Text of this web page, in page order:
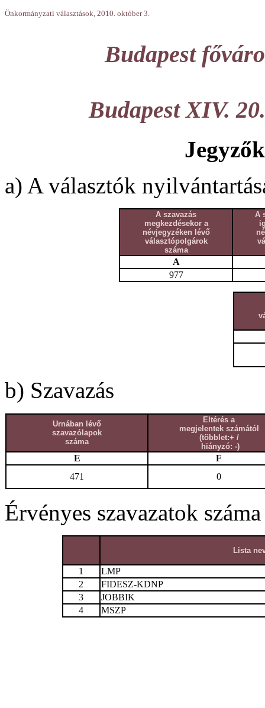
Önkormányzati választások, 2010. október 3.
Budapest
Budapest XIV.
a) A választók
A szavazás
megkezdésekor a
névjegyzéken lévő
választópolgárok
száma
A
A
977
b) Szavazás
Urnában lévő
szavazólapok
száma
Eltérés a
megjelentek számától
(többlet:+ /
hiányzó: -)
E
F
471
0
Érvényes szavazatok száma
Lista
1
LMP
2
FIDESZ-KDNP
3
JOBBIK
4
MSZP